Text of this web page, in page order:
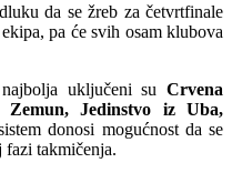
da se žreb za četvrtfinale
pa će svih osam klubova
uključeni su Crvena
Zemun, Jedinstvo iz Uba,
donosi mogućnost da se
fazi takmičenja.